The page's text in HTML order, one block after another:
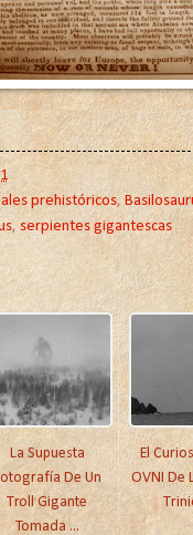
prehistóricos,
, serpientes gigantescas
La Supuesta
De Un
Troll Gigante
Tomada ...
El
OVNI De